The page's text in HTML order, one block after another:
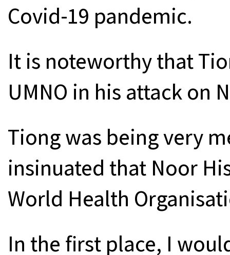
Covid-19 pandemic.
It is noteworthy that
UMNO in his attack on
Tiong was being very
insinuated that Noor
World Health
In the first place, I